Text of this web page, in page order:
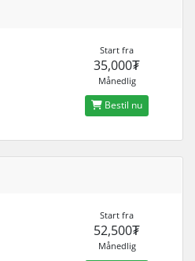
Start fra
35,000₮
Månedlig
Bestil nu
Start fra
52,500₮
Månedlig